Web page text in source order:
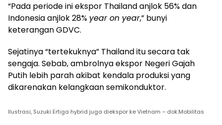
“Pada periode ini ekspor Thailand anjlok 56% dan
Indonesia anjlok 28% year on year,” bunyi
keterangan GDVC.
Sejatinya “tertekuknya” Thailand itu secara tak
sengaja. Sebab, ambrolnya ekspor Negeri Gajah
Putih lebih parah akibat kendala produksi yang
dikarenakan kelangkaan semikonduktor.
Ilustrasi, Suzuki Ertiga hybrid juga diekspor ke Vietnam – dok.Mobilitas